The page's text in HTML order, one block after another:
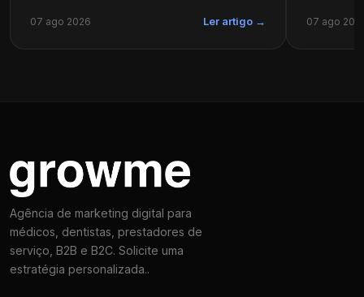
07 ago 2026 Ler artigo → 07 ago
Agência de marketing digital para
médicos, dentistas, prestadores de
serviço, B2B e B2C. Solicite uma
estratégia personalizada..